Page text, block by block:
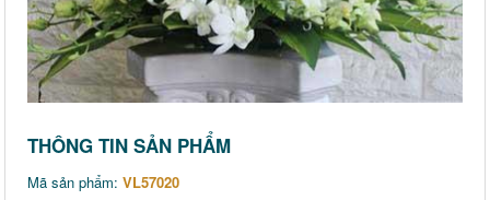
THÔNG TIN SẢN PHẨM
Mã sản phẩm: VL57020